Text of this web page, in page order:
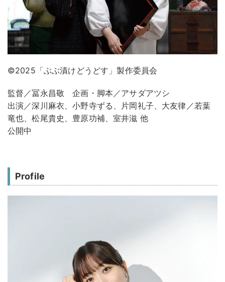
©2025「ぶぶ漬けどうどす」製作委員会
監督／冨永昌敬 企画・脚本／アサダアツシ
出演／深川麻衣、小野寺ずる、片岡礼子、大友律／若葉
竜也、松尾貴史、豊原功補、室井滋 他
公開中
Profile